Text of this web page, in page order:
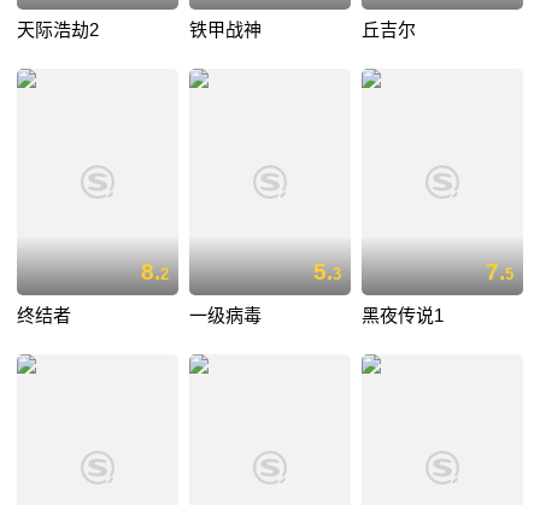
天际浩劫2 铁甲战神 丘吉尔
8.2
终结者
5.3
一级病毒
7.5
黑夜传说1